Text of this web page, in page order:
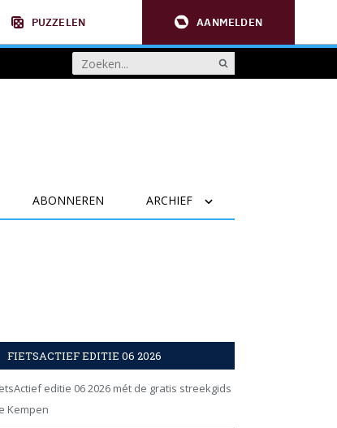
PUZZELEN AANMELDEN
ABONNEREN ARCHIEF
FIETSACTIEF EDITIE 06 2026
editie 06 2026 mét de gratis streekgids
Kempen